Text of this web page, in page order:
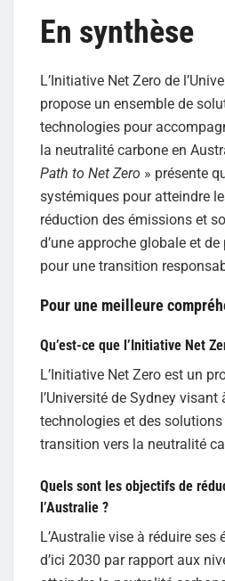
En synthèse
L’Initiative Net Zero de
propose un ensemble de
technologies pour
la neutralité carbone en
Path to Net Zero » présente
systémiques pour atteindre
réduction des émissions et
d’une approche globale et
pour une transition
Pour une meilleure
Qu’est-ce que l’Initiative Net
L’Initiative Net Zero est un
l’Université de Sydney
technologies et des
transition vers la neutralité
Quels sont les objectifs de
l’Australie ?
L’Australie vise à réduire ses
d’ici 2030 par rapport aux